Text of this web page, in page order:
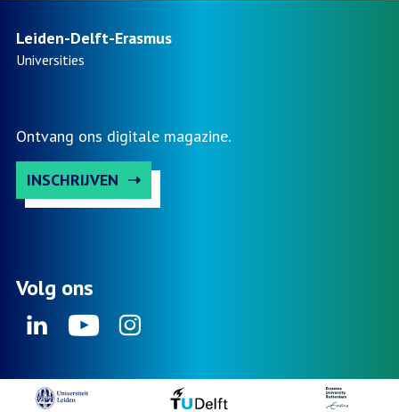
Leiden-Delft-Erasmus
Universities
Ontvang ons digitale magazine.
INSCHRIJVEN
Volg ons